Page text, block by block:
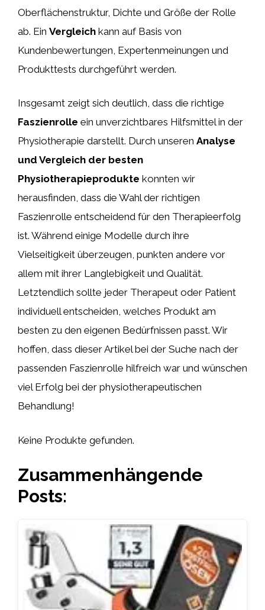
Oberflächenstruktur, Dichte und Größe der Rolle
ab. Ein Vergleich kann auf Basis von
Kundenbewertungen, Expertenmeinungen und
Produkttests durchgeführt werden.
Insgesamt zeigt sich deutlich, dass die richtige
Faszienrolle ein unverzichtbares Hilfsmittel in der
Physiotherapie darstellt. Durch unseren Analyse
und Vergleich der besten
Physiotherapieprodukte konnten wir
herausfinden, dass die Wahl der richtigen
Faszienrolle entscheidend für den Therapieerfolg
ist. Während einige Modelle durch ihre
Vielseitigkeit überzeugen, punkten andere vor
allem mit ihrer Langlebigkeit und Qualität.
Letztendlich sollte jeder Therapeut oder Patient
individuell entscheiden, welches Produkt am
besten zu den eigenen Bedürfnissen passt. Wir
hoffen, dass dieser Artikel bei der Suche nach der
passenden Faszienrolle hilfreich war und wünschen
viel Erfolg bei der physiotherapeutischen
Behandlung!
Keine Produkte gefunden.
Zusammenhängende
Posts: